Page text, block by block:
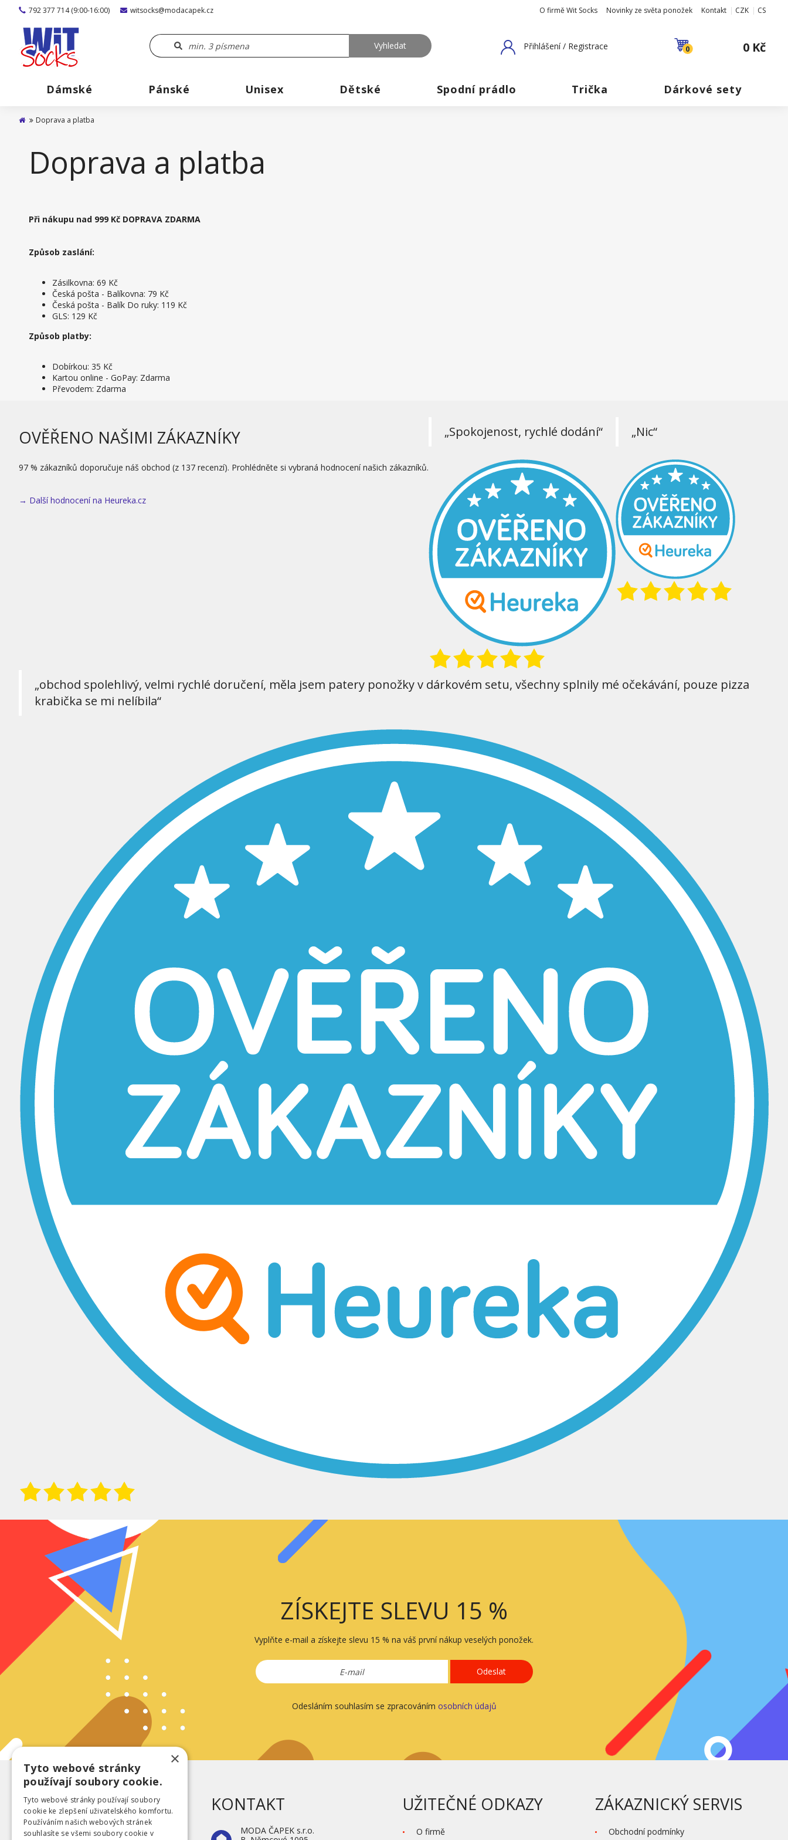
792 377 714 (9:00-16:00) witsocks@modacapek.cz O firmě Wit Socks Novinky ze světa ponožek Kontakt CZK CS
Přihlášení / Registrace 0 0 Kč
Dámské Pánské Unisex Dětské Spodní prádlo Trička Dárkové sety
Doprava a platba
Doprava a platba
Při nákupu nad 999 Kč DOPRAVA ZDARMA
Způsob zaslání:
Zásilkovna: 69 Kč
Česká pošta - Balíkovna: 79 Kč
Česká pošta - Balík Do ruky: 119 Kč
GLS: 129 Kč
Způsob platby:
Dobírkou: 35 Kč
Kartou online - GoPay: Zdarma
Převodem: Zdarma
OVĚŘENO NAŠIMI ZÁKAZNÍKY
97 % zákazníků doporučuje náš obchod (z 137 recenzí). Prohlédněte si vybraná hodnocení našich zákazníků.
→ Další hodnocení na Heureka.cz
„Spokojenost, rychlé dodání“ „Nic“
„obchod spolehlivý, velmi rychlé doručení, měla jsem patery ponožky v dárkovém setu, všechny splnily mé očekávání, pouze pizza
krabička se mi nelíbila“
ZÍSKEJTE SLEVU 15 %
Vyplňte e-mail a získejte slevu 15 % na váš první nákup veselých ponožek.
Odeslat
Odesláním souhlasím se zpracováním osobních údajů
KONTAKT
MODA ČAPEK s.r.o.
UŽITEČNÉ ODKAZY
O firmě
ZÁKAZNICKÝ SERVIS
Obchodní podmínky
×
Tyto webové stránky
používají soubory cookie.
Tyto webové stránky používají soubory
cookie ke zlepšení uživatelského komfortu.
Používáním našich webových stránek
souhlasíte se všemi soubory cookie v